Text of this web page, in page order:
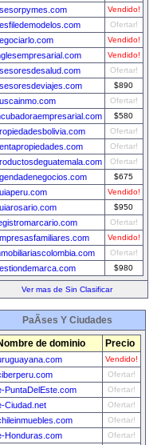
Vendido!
Ofertar!
Vendido!
Vendido!
Ofertar!
$890
Ofertar!
$580
Ofertar!
Ofertar!
Ofertar!
$675
Vendido!
$950
Ofertar!
Vendido!
Ofertar!
$980
Ver mas de Sin Clasificar
PaÃ­ses Y Ciudades
de dominio Precio
Vendido!
Ofertar!
PuntaDelEste.com Ofertar!
Ciudad.net Ofertar!
Ofertar!
Honduras.com Ofertar!